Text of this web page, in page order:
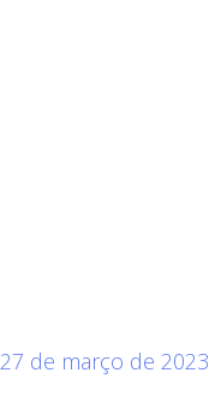
27 de março de 2023